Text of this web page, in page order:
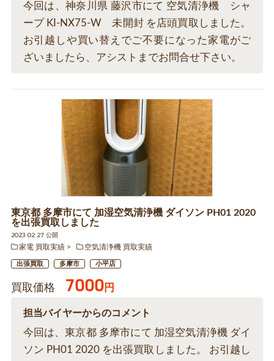
今回は、神奈川県 藤沢市にて 空気清浄機 シャ
ープ KI-NX75-W 未開封 を店頭買取しました。
お引越しや買い替えでご不要になった家電がご
ざいましたら、アシストまでお問合せ下さい。
東京都 多摩市にて 加湿空気清浄機 ダイソン PH01 2020
を出張買取しました
2023.02.27 公開
家電 買取実績
空気清浄機 買取実績
出張買取 多摩市 小平店
買取価格 7000円
担当バイヤーからのコメント
今回は、東京都 多摩市にて 加湿空気清浄機 ダイ
ソン PH01 2020 を出張買取しました。 お引越し